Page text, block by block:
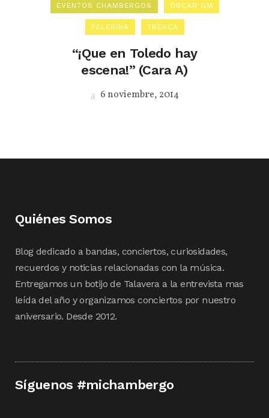
EVENTOS CHAMBERGOS ÓSCAR GM
PELERINA TRENCA
“¡Que en Toledo hay
escena!” (Cara A)
6 noviembre, 2014
Quiénes Somos
Blog dedicado a bandas, conciertos, curiosidades,
recuerdos y noticias relacionadas con la música.
Entregamos un botijo de Talavera a la entrevista mas
leída del año y organizamos conciertos por nuestro
aniversario. Desde 2012.
Síguenos #michambergo